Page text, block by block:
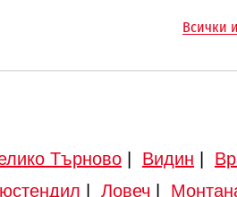
Всички
Търново | Видин |
| Ловеч |